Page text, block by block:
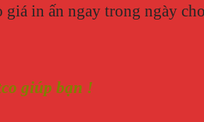
giá in ấn ngay trong ngày
giúp bạn !